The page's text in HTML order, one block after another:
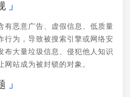
有恶意广告、虚假信息、低质量
行为，导致被搜索引擎或网络安
布大量垃圾信息、侵犯他人知识
网站成为被封锁的对象。